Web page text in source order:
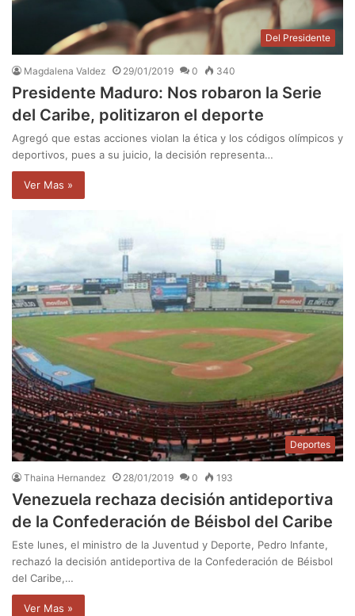
Del Presidente
Magdalena Valdez 29/01/2019 0 340
Presidente Maduro: Nos robaron la Serie
del Caribe, politizaron el deporte
Agregó que estas acciones violan la ética y los códigos olímpicos y
deportivos, pues a su juicio, la decisión representa…
Ver Mas »
Deportes
Thaina Hernandez 28/01/2019 0 193
Venezuela rechaza decisión antideportiva
de la Confederación de Béisbol del Caribe
Este lunes, el ministro de la Juventud y Deporte, Pedro Infante,
rechazó la decisión antideportiva de la Confederación de Béisbol
del Caribe,…
Ver Mas »